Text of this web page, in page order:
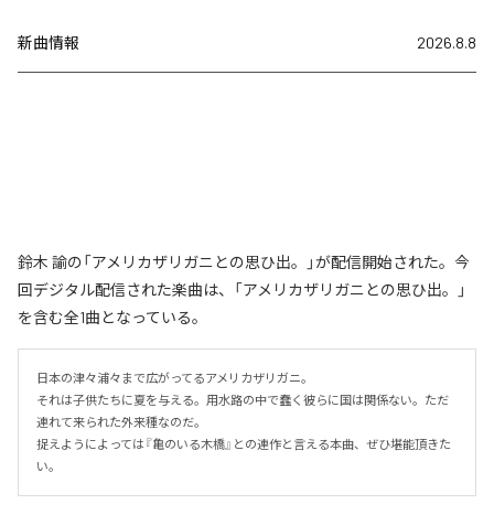
新曲情報 2026.8.8
鈴木 諭の「アメリカザリガニとの思ひ出。」が配信開始された。今
回デジタル配信された楽曲は、「アメリカザリガニとの思ひ出。」
を含む全1曲となっている。
日本の津々浦々まで広がってるアメリカザリガニ。
それは子供たちに夏を与える。用水路の中で蠢く彼らに国は関係ない。ただ
連れて来られた外来種なのだ。
捉えようによっては『亀のいる木橋』との連作と言える本曲、ぜひ堪能頂きた
い。